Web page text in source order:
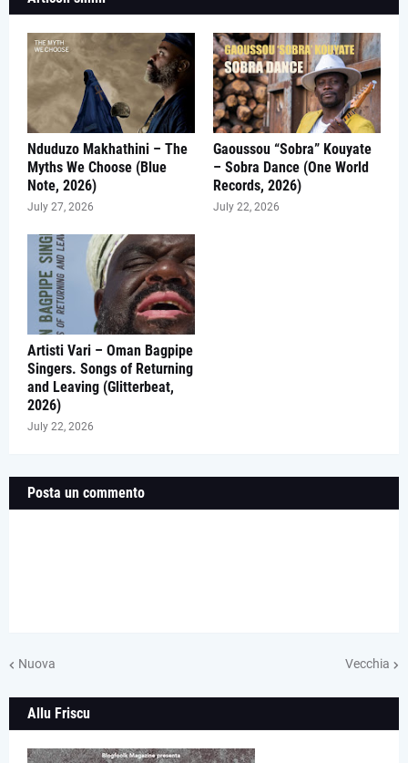
Nduduzo Makhathini – The
Myths We Choose (Blue
Note, 2026)
July 27, 2026
Gaoussou “Sobra” Kouyate
– Sobra Dance (One World
Records, 2026)
July 22, 2026
Artisti Vari – Oman Bagpipe
Singers. Songs of Returning
and Leaving (Glitterbeat,
2026)
July 22, 2026
Posta un commento
Nuova Vecchia
Allu Friscu